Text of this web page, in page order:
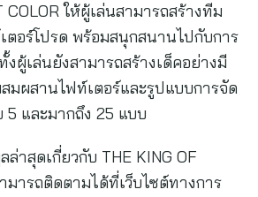
COLOR ให้ผู้เล่นสามารถสร้างทีม
ตอร์โปรด พร้อมสนุกสนานไปกับการ
ผู้เล่นยังสามารถสร้างเด็คอย่างมี
มผสานไฟท์เตอร์และรูปแบบการจัด
และมากถึง 25 แบบ
าสุดเกี่ยวกับ THE KING OF
มารถติดตามได้ที่เว็บไซต์ทางการ